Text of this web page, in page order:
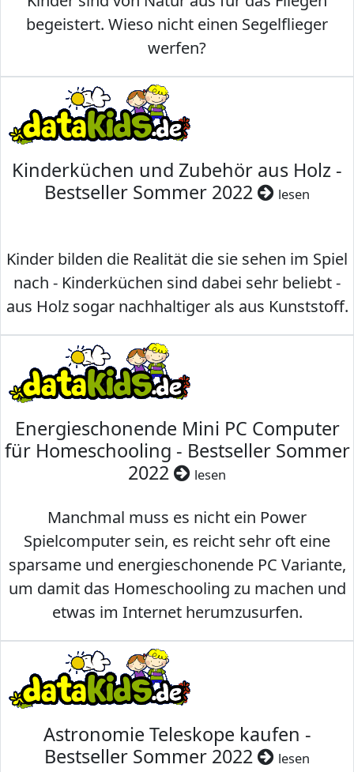
begeistert. Wieso nicht einen Segelflieger
werfen?
Kinderküchen und Zubehör aus Holz -
Bestseller Sommer 2022
lesen
Kinder bilden die Realität die sie sehen im Spiel
nach - Kinderküchen sind dabei sehr beliebt -
aus Holz sogar nachhaltiger als aus Kunststoff.
Energieschonende Mini PC Computer
für Homeschooling - Bestseller Sommer
2022
lesen
Manchmal muss es nicht ein Power
Spielcomputer sein, es reicht sehr oft eine
sparsame und energieschonende PC Variante,
um damit das Homeschooling zu machen und
etwas im Internet herumzusurfen.
Astronomie Teleskope kaufen -
Bestseller Sommer 2022
lesen